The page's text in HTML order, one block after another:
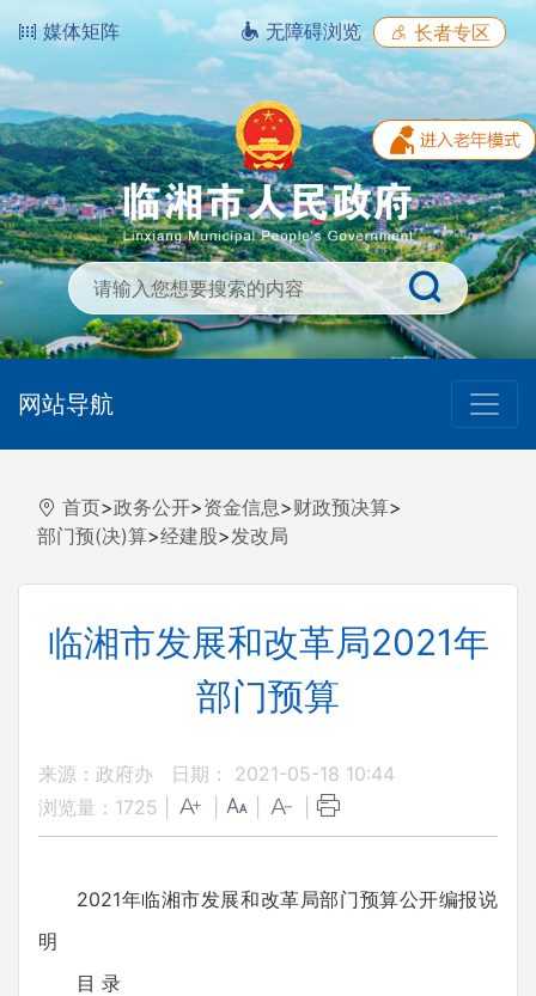
媒体矩阵 无障碍浏览 长者专区
网站导航
首页>政务公开>资金信息>财政预决算>
部门预(决)算>经建股>发改局
临湘市发展和改革局2021年
部门预算
来源：政府办
日期： 2021-05-18 10:44
浏览量： 1725
2021年临湘市发展和改革局部门预算公开编报说
明
目 录